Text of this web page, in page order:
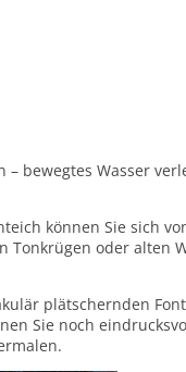
bewegtes Wasser
können Sie sich
Tonkrügen oder alten
plätschernden
Sie noch